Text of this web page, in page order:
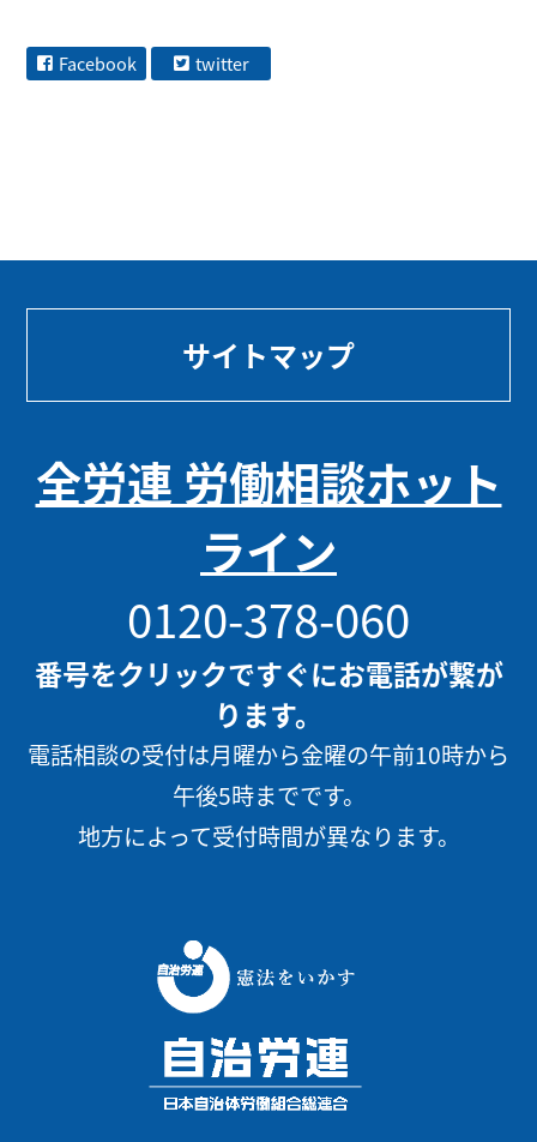
Facebook twitter
サイトマップ
全労連 労働相談ホット
ライン
0120-378-060
番号をクリックですぐにお電話が繋が
ります。
電話相談の受付は月曜から金曜の午前10時から
午後5時までです。
地方によって受付時間が異なります。